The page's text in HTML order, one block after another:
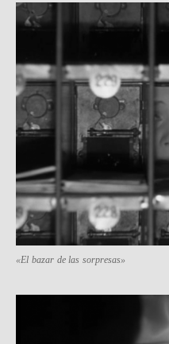
«El bazar de las sorpresas»